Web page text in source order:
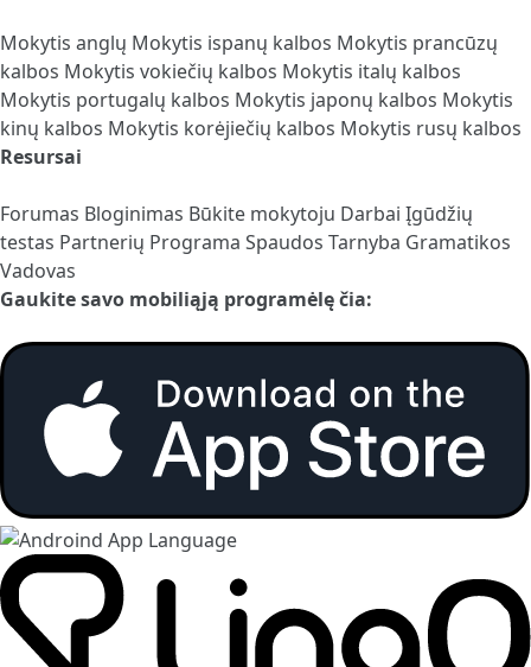
Mokytis anglų Mokytis ispanų kalbos Mokytis prancūzų
kalbos Mokytis vokiečių kalbos Mokytis italų kalbos
Mokytis portugalų kalbos Mokytis japonų kalbos Mokytis
kinų kalbos Mokytis korėjiečių kalbos Mokytis rusų kalbos
Resursai
Forumas Bloginimas Būkite mokytoju Darbai Įgūdžių
testas Partnerių Programa Spaudos Tarnyba Gramatikos
Vadovas
Gaukite savo mobiliąją programėlę čia: